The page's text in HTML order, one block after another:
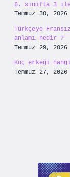
6. sınıfta 3
Temmuz 30, 2026
Türkçeye
anlamı nedir ?
Temmuz 29, 2026
Koç erkeği
Temmuz 27, 2026